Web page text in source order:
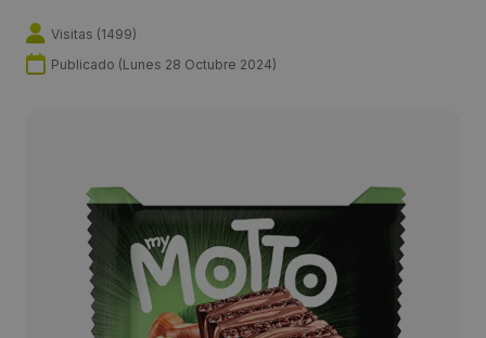
Visitas (1499)
Publicado (Lunes 28 Octubre 2024)